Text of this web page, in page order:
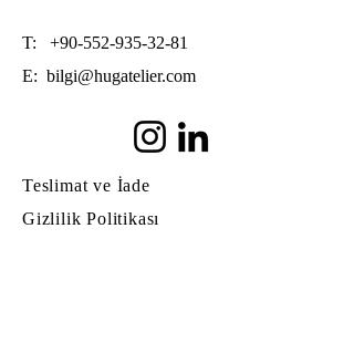
T: +90-552-935-32-81
E: bilgi@hugatelier.com
Teslimat ve İade
Gizlilik Politikası